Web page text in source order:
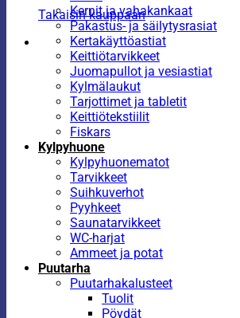
Takaisin kauppaan
Kernit ja vahakankaat
Pakastus- ja säilytysrasiat
Kertakäyttöastiat
Keittiötarvikkeet
Juomapullot ja vesiastiat
Kylmälaukut
Tarjottimet ja tabletit
Keittiötekstiilit
Fiskars
Kylpyhuone
Kylpyhuonematot
Tarvikkeet
Suihkuverhot
Pyyhkeet
Saunatarvikkeet
WC-harjat
Ammeet ja potat
Puutarha
Puutarhakalusteet
Tuolit
Pöydät